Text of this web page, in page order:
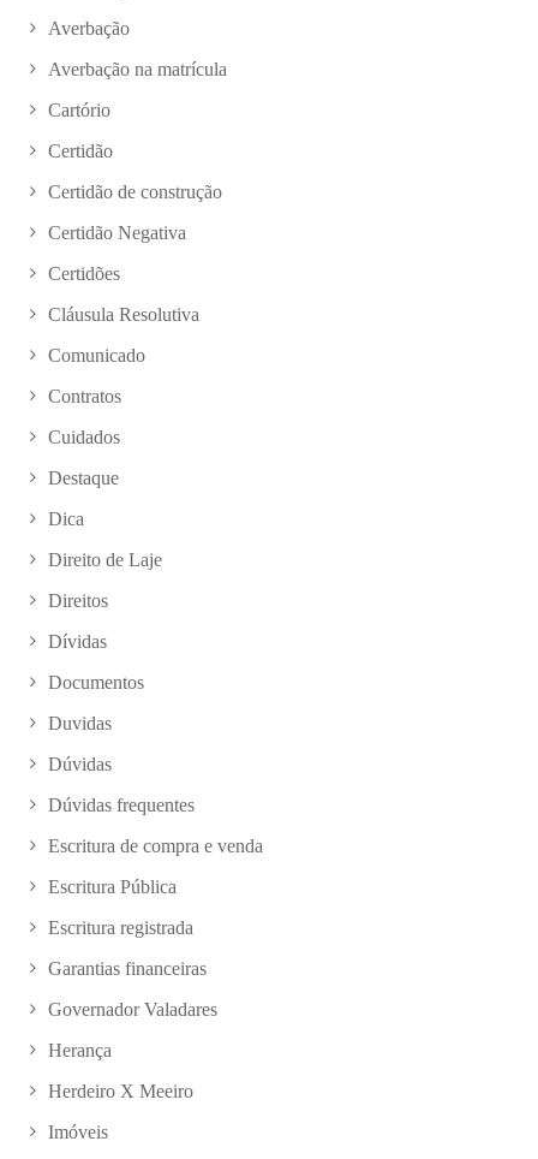
Averbação
Averbação na matrícula
Cartório
Certidão
Certidão de construção
Certidão Negativa
Certidões
Cláusula Resolutiva
Comunicado
Contratos
Cuidados
Destaque
Dica
Direito de Laje
Direitos
Dívidas
Documentos
Duvidas
Dúvidas
Dúvidas frequentes
Escritura de compra e venda
Escritura Pública
Escritura registrada
Garantias financeiras
Governador Valadares
Herança
Herdeiro X Meeiro
Imóveis